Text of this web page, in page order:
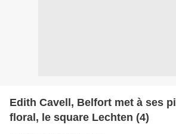
Edith Cavell, Belfort met à ses
floral, le square Lechten (4)